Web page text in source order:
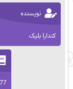
نویسنده
کندارا بلیک